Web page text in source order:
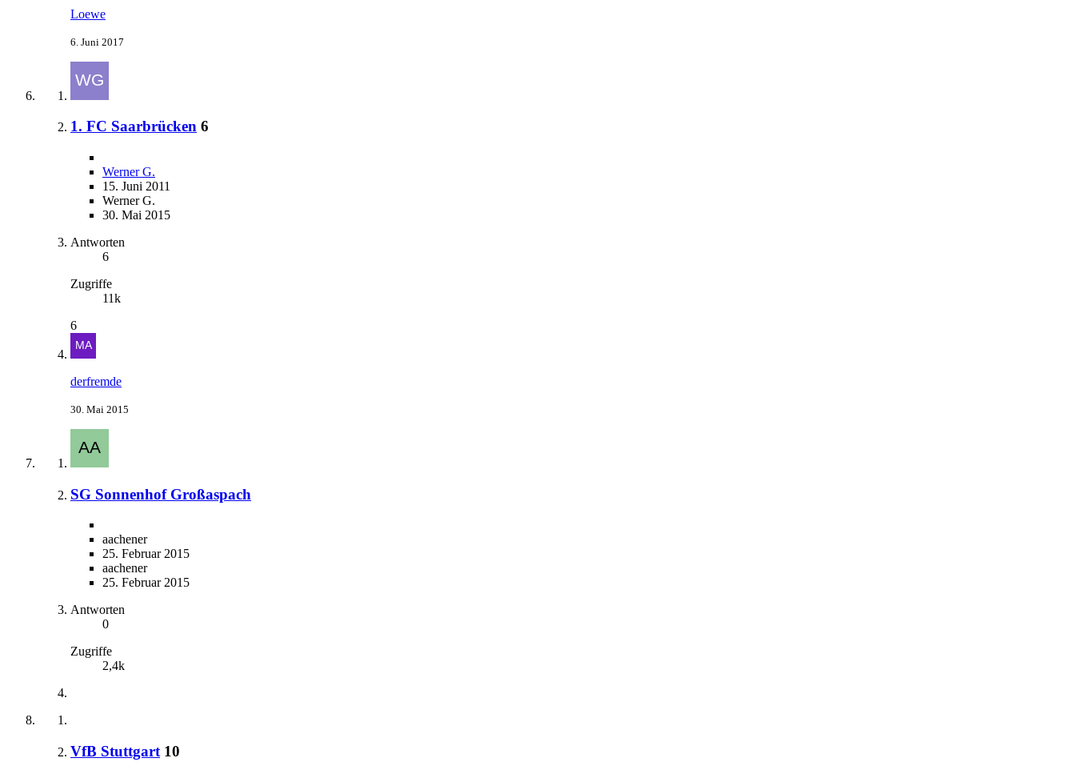
Loewe
6. Juni 2017
1. FC Saarbrücken 6
Werner G.
15. Juni 2011
Werner G.
30. Mai 2015
Antworten
6
Zugriffe
11k
6
derfremde
30. Mai 2015
SG Sonnenhof Großaspach
aachener
25. Februar 2015
aachener
25. Februar 2015
Antworten
0
Zugriffe
2,4k
VfB Stuttgart 10